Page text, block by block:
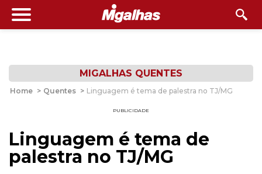
MIGALHAS QUENTES
Home > Quentes > Linguagem é tema de palestra no TJ/MG
PUBLICIDADE
Linguagem é tema de
palestra no TJ/MG